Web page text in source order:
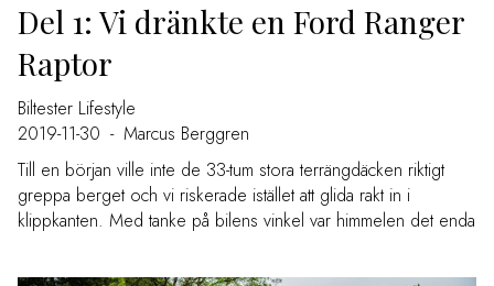
Del 1: Vi dränkte en Ford Ranger
Raptor
Biltester Lifestyle
2019-11-30 - Marcus Berggren
Till en början ville inte de 33-tum stora terrängdäcken riktigt
greppa berget och vi riskerade istället att glida rakt in i
klippkanten. Med tanke på bilens vinkel var himmelen det enda